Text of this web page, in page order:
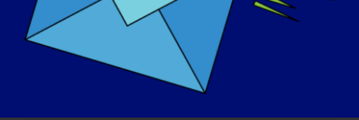
Начало:
17 сентября 2024 года
Конец:
18 сентября 2024 года